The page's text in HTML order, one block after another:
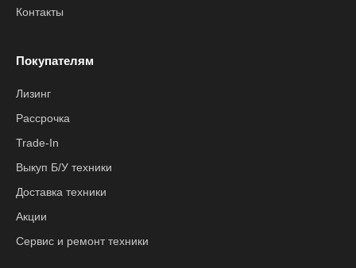
Контакты
Покупателям
Лизинг
Рассрочка
Trade-In
Выкуп Б/У техники
Доставка техники
Акции
Сервис и ремонт техники